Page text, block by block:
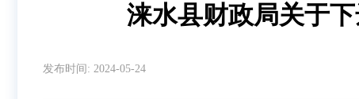
涞水县财政局关于
发布时间: 2024-05-24